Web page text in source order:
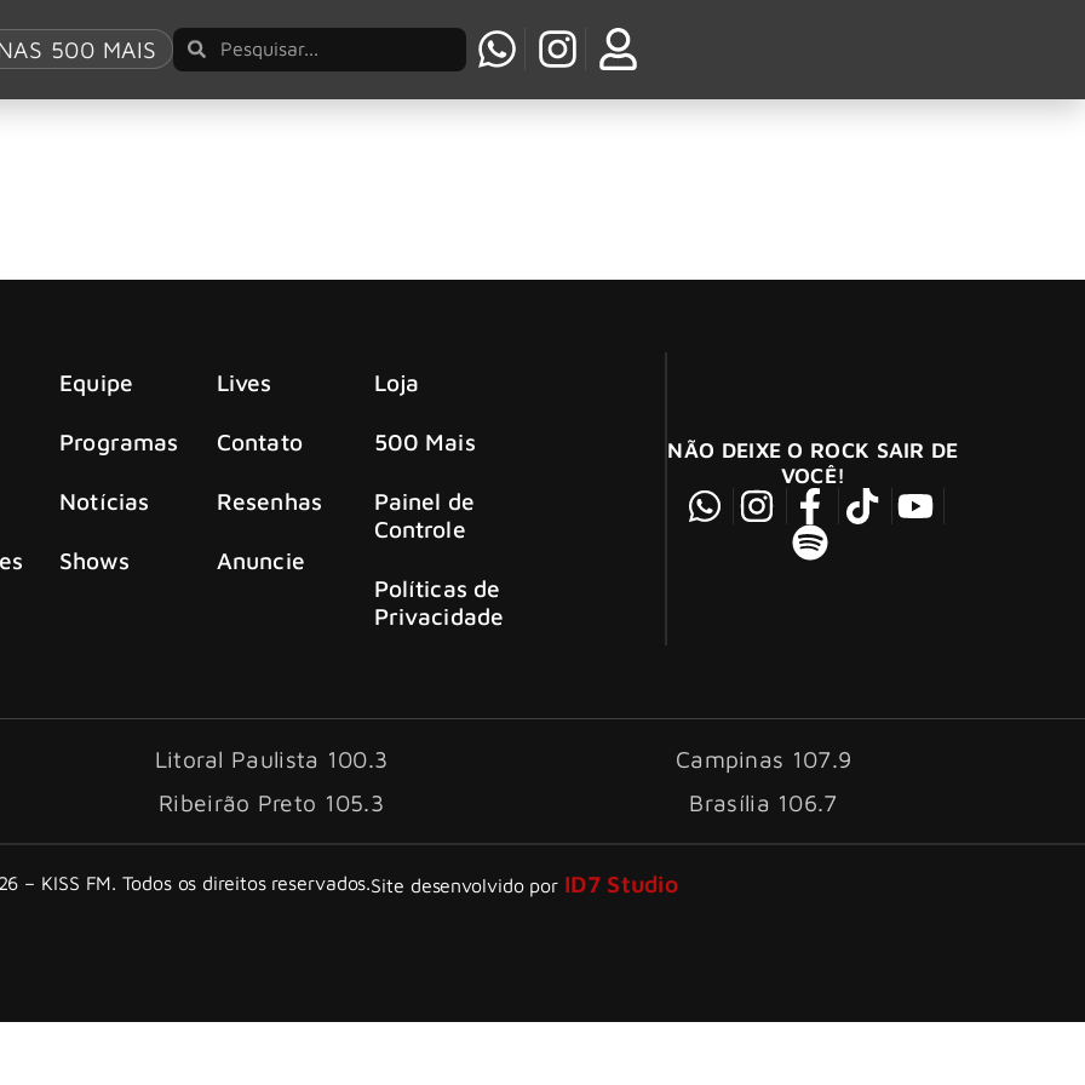
500 MAIS
Orio
Equipe
Programas
Notícias
Shows
Lives
Contato
Resenhas
Anuncie
Loja
500 Mais
Painel de
Controle
Políticas de
Privacidade
NÃO DEIXE O ROCK SAIR DE
VOCÊ!
Litoral Paulista 100.3
Campinas 107.9
Ribeirão Preto 105.3 Brasília 106.7
– KISS FM. Todos os direitos reservados.Site desenvolvido por ID7 Studio